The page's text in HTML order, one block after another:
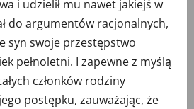
i udzielił mu nawet jakiejś w
do argumentów racjonalnych,
syn swoje przestępstwo
pełnoletni. I zapewne z myślą
członków rodziny
postępku, zauważając, że